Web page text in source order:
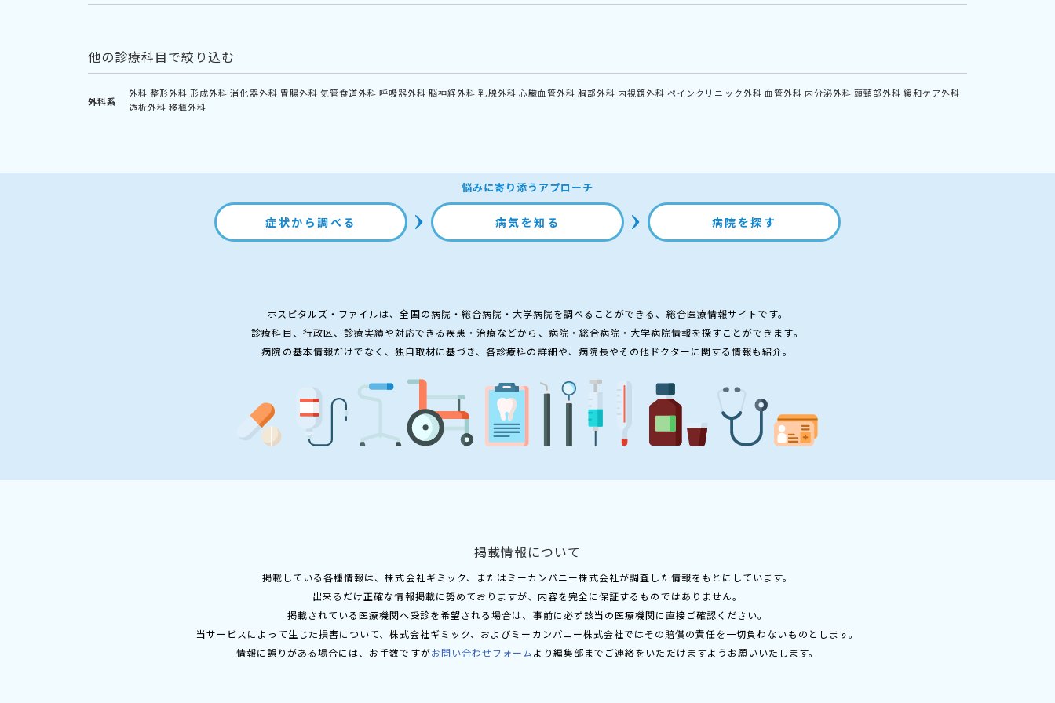
他の診療科目で絞り込む
外科系
外科 整形外科 形成外科 消化器外科 胃腸外科 気管食道外科 呼吸器外科 脳神経外科 乳腺外科 心臓血管外科 胸部外科 内視鏡外科 ペインクリニック外科 血管外科 内分泌外科 頭頸部外科 緩和ケア外科
透析外科 移植外科
悩みに寄り添うアプローチ
症状から調べる 病気を知る 病院を探す
ホスピタルズ・ファイルは、全国の病院・総合病院・大学病院を調べることができる、総合医療情報サイトです。
診療科目、行政区、診療実績や対応できる疾患・治療などから、病院・総合病院・大学病院情報を探すことができます。
病院の基本情報だけでなく、独自取材に基づき、各診療科の詳細や、病院長やその他ドクターに関する情報も紹介。
掲載情報について
掲載している各種情報は、株式会社ギミック、またはミーカンパニー株式会社が調査した情報をもとにしています。
出来るだけ正確な情報掲載に努めておりますが、内容を完全に保証するものではありません。
掲載されている医療機関へ受診を希望される場合は、事前に必ず該当の医療機関に直接ご確認ください。
当サービスによって生じた損害について、株式会社ギミック、およびミーカンパニー株式会社ではその賠償の責任を一切負わないものとします。
情報に誤りがある場合には、お手数ですがお問い合わせフォームより編集部までご連絡をいただけますようお願いいたします。